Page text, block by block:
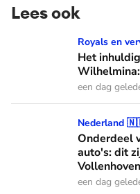
Lees ook
Het inhuldigingscadeau
Royals en
Het
een dag
Onderdeel van een
Nederland
Onderdeel
auto's: dit
Vollenhoven
een dag